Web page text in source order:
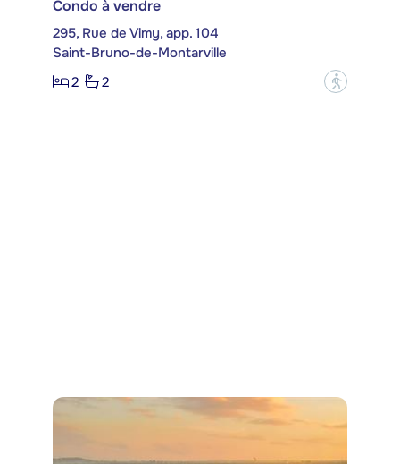
Condo à vendre
295, Rue de Vimy, app. 104
Saint-Bruno-de-Montarville
2
2 ?